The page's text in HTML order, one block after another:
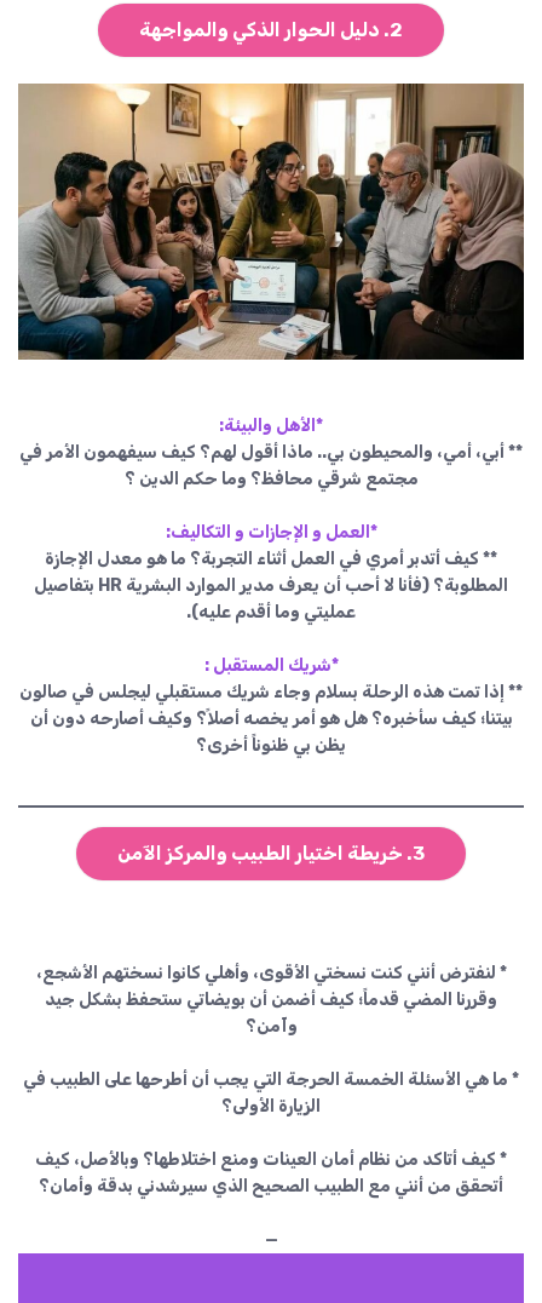
2. دليل الحوار الذكي والمواجهة
*الأهل والبيئة:
** أبي، أمي، والمحيطون بي.. ماذا أقول لهم؟ كيف سيفهمون الأمر في
مجتمع شرقي محافظ؟ وما حكم الدين ؟
*العمل و الإجازات و التكاليف:
** كيف أتدبر أمري في العمل أثناء التجربة؟ ما هو معدل الإجازة
المطلوبة؟ (فأنا لا أحب أن يعرف مدير الموارد البشرية HR بتفاصيل
عمليتي وما أقدم عليه).
*شريك المستقبل :
** إذا تمت هذه الرحلة بسلام وجاء شريك مستقبلي ليجلس في صالون
بيتنا؛ كيف سأخبره؟ هل هو أمر يخصه أصلاً؟ وكيف أصارحه دون أن
يظن بي ظنوناً أخرى؟
3. خريطة اختيار الطبيب والمركز الآمن
* لنفترض أنني كنت نسختي الأقوى، وأهلي كانوا نسختهم الأشجع،
وقررنا المضي قدماً؛ كيف أضمن أن بويضاتي ستحفظ بشكل جيد
وآمن؟
* ما هي الأسئلة الخمسة الحرجة التي يجب أن أطرحها على الطبيب في
الزيارة الأولى؟
* كيف أتاكد من نظام أمان العينات ومنع اختلاطها؟ وبالأصل، كيف
أتحقق من أنني مع الطبيب الصحيح الذي سيرشدني بدقة وأمان؟
—